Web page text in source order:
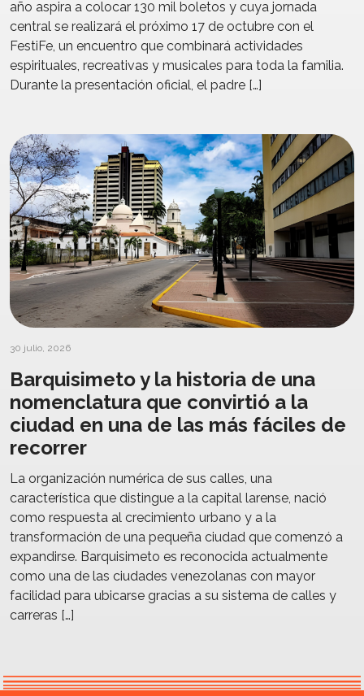
año aspira a colocar 130 mil boletos y cuya jornada
central se realizará el próximo 17 de octubre con el
FestiFe, un encuentro que combinará actividades
espirituales, recreativas y musicales para toda la familia.
Durante la presentación oficial, el padre […]
30 julio, 2026
Barquisimeto y la historia de una
nomenclatura que convirtió a la
ciudad en una de las más fáciles de
recorrer
La organización numérica de sus calles, una
característica que distingue a la capital larense, nació
como respuesta al crecimiento urbano y a la
transformación de una pequeña ciudad que comenzó a
expandirse. Barquisimeto es reconocida actualmente
como una de las ciudades venezolanas con mayor
facilidad para ubicarse gracias a su sistema de calles y
carreras […]